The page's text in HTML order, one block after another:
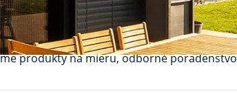
proti hmyzu, ktoré sú funkčné,
hmyzu počas celého roka.
produkty na mieru, odborné